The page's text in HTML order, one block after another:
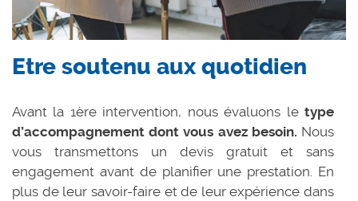
Etre soutenu aux quotidien
Avant la 1ère intervention, nous évaluons le type
d’accompagnement dont vous avez besoin. Nous
vous transmettons un devis gratuit et sans
engagement avant de planifier une prestation. En
plus de leur savoir-faire et de leur expérience dans